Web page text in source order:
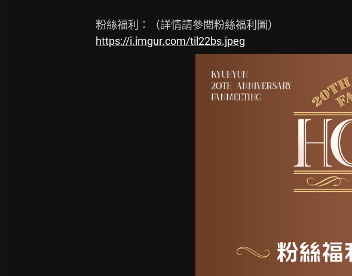
https://i.imgur.com/til22bs.jpeg